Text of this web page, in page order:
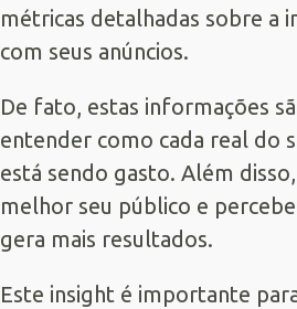
métricas detalhadas sobre a
com seus anúncios.
De fato, estas informações
entender como cada real do
está sendo gasto. Além
melhor seu público e
gera mais resultados.
Este insight é importante